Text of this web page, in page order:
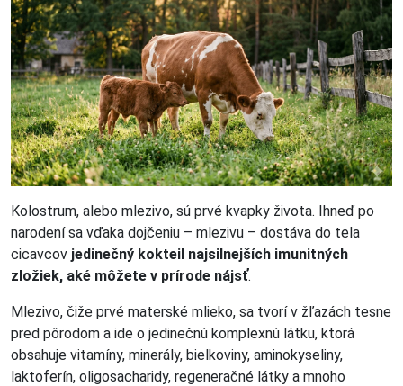
Kolostrum, alebo mlezivo, sú prvé kvapky života. Ihneď po
narodení sa vďaka dojčeniu – mlezivu – dostáva do tela
cicavcov jedinečný kokteil najsilnejších imunitných
zložiek, aké môžete v prírode nájsť.
Mlezivo, čiže prvé materské mlieko, sa tvorí v žľazách tesne
pred pôrodom a ide o jedinečnú komplexnú látku, ktorá
obsahuje vitamíny, minerály, bielkoviny, aminokyseliny,
laktoferín, oligosacharidy, regeneračné látky a mnoho